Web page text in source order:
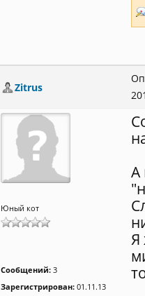
Zitrus
Юный кот
Сообщений: 3
Зарегистрирован: 01.11.13
А
Я